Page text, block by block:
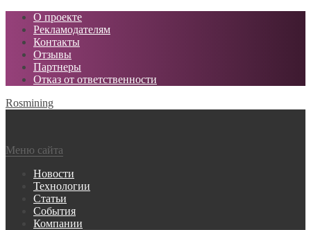
О проекте
Рекламодателям
Контакты
Отзывы
Партнеры
Отказ от ответственности
Rosmining
Меню сайта
Новости
Технологии
Статьи
События
Компании